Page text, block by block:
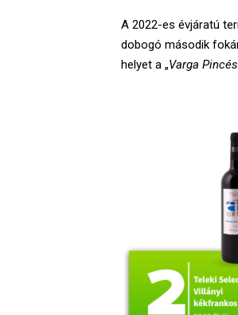
A 2022-es évjáratú
dobogó második
helyet a „Varga